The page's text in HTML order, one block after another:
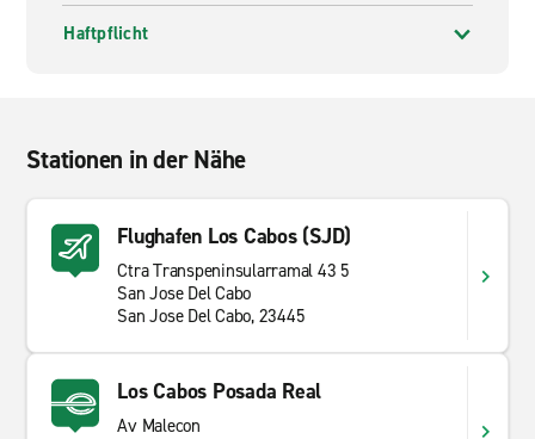
Haftpflicht
Stationen in der Nähe
Flughafen Los Cabos (SJD)
Ctra Transpeninsularramal 43 5
San Jose Del Cabo
San Jose Del Cabo, 23445
Los Cabos Posada Real
Av Malecon